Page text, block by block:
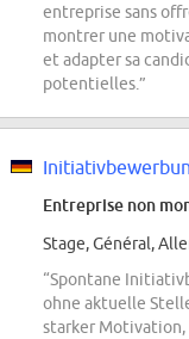
entreprise sans
montrer une
et adapter sa
potentielles.”
Entreprise non
Stage, Général,
“Spontane
ohne aktuelle
starker Motivation,